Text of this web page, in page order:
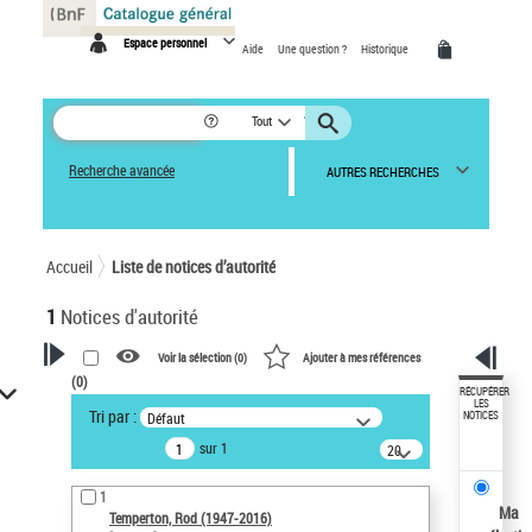
Espace personnel Aide Une question ? Historique
Tout
Recherche avancée AUTRES RECHERCHES
Accueil Liste de notices d’autorité
1 Notices d'autorité
VOTRE RECHERCHE
Recherche avancée dans les
notices d’autorité
Œuvres liées à l'auteur :
Temperton, Rod (1947-2016)
Voir la sélection (0) Ajouter à mes références
(0)
Tri par : Défaut
sur 1
20
résultats/page
1
Temperton, Rod (1947-2016)
RÉCUPÉRER
LES
NOTICES
Ma
Panneau de gestion des cookies